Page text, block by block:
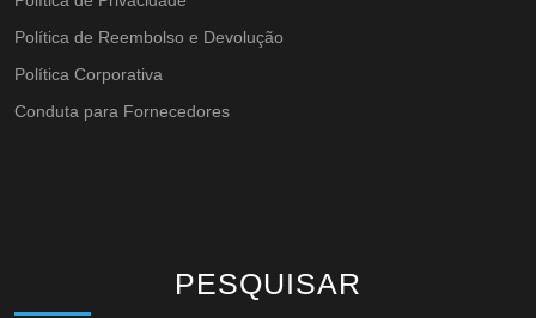
Política de Reembolso e Devolução
Política Corporativa
Conduta para Fornecedores
PESQUISAR